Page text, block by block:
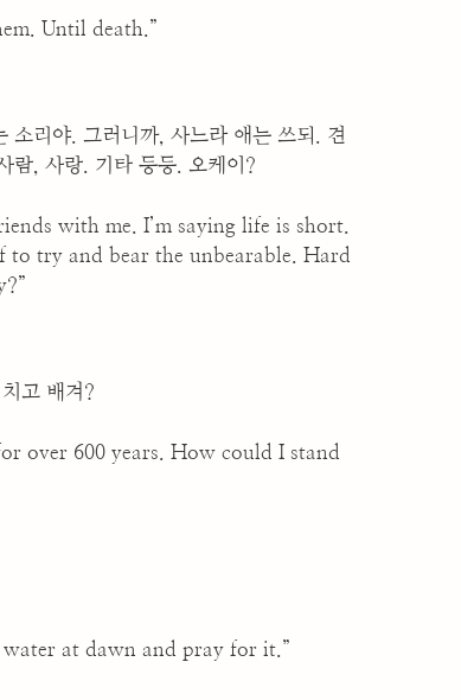
Until death.”
소리야. 그러니까, 사느라 애는 쓰되. 견
람, 사랑. 기타 등등. 오케이?
with me. I’m saying life is short.
to try and bear the unbearable. Hard
고 배겨?
over 600 years. How could I stand
at dawn and pray for it.”